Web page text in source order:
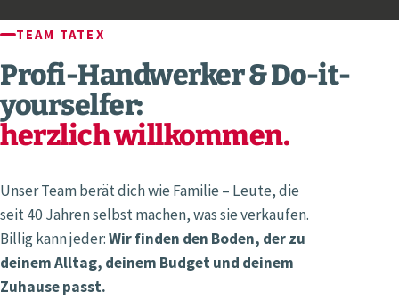
TEAM TATEX
Profi-Handwerker & Do-it-
yourselfer:
herzlich willkommen.
Unser Team berät dich wie Familie – Leute, die
seit 40 Jahren selbst machen, was sie verkaufen.
Billig kann jeder:Wir finden den Boden, der zu
deinem Alltag, deinem Budget und deinem
Zuhause passt.